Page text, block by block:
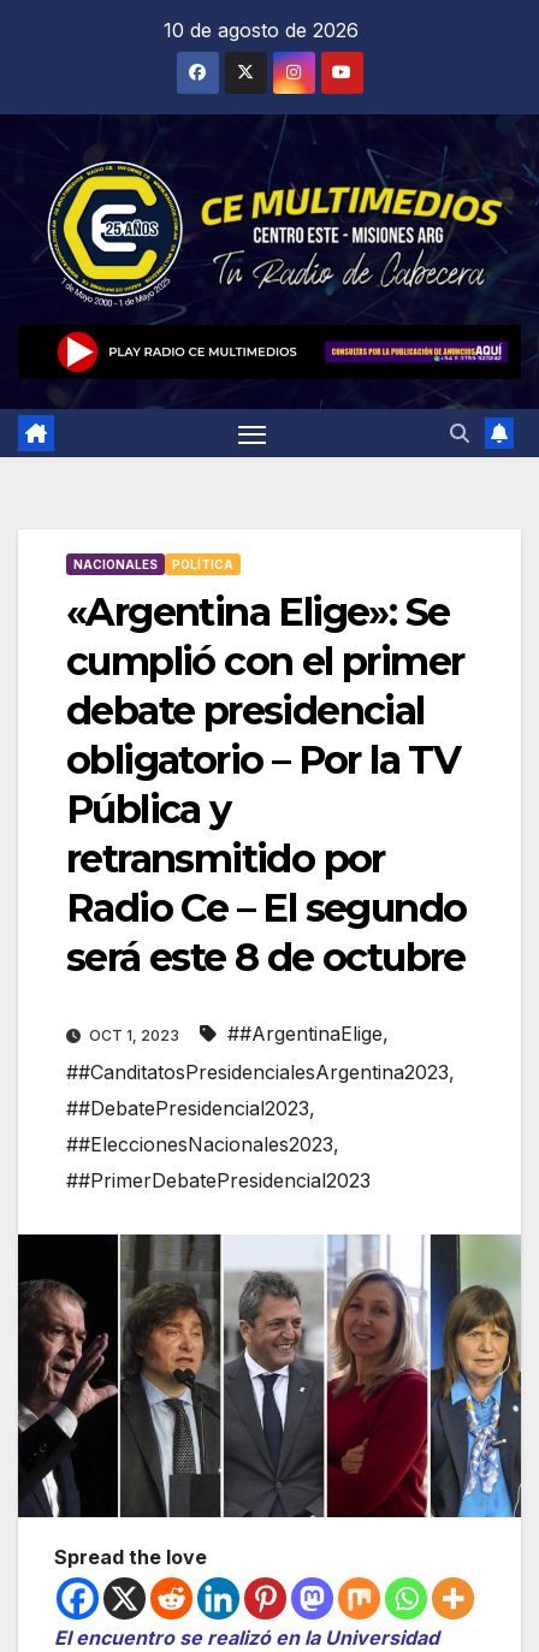
10 de agosto de 2026
NACIONALES POLÍTICA
«Argentina Elige»: Se
cumplió con el primer
debate presidencial
obligatorio – Por la TV
Pública y
retransmitido por
Radio Ce – El segundo
será este 8 de octubre
OCT 1, 2023 ##ArgentinaElige,
##CanditatosPresidencialesArgentina2023,
##DebatePresidencial2023,
##EleccionesNacionales2023,
##PrimerDebatePresidencial2023
Spread the love
El encuentro se realizó en la Universidad